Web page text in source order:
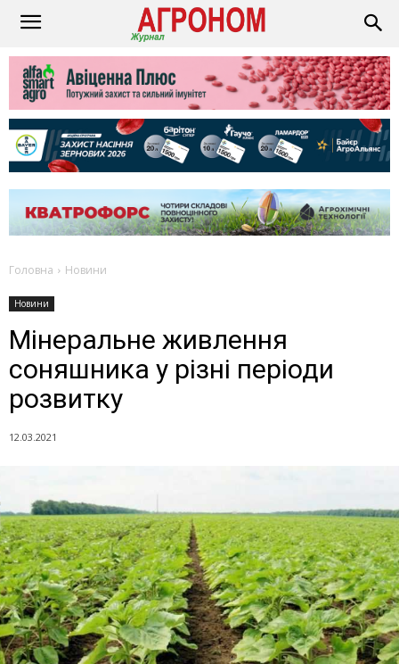
Головна Новини
Новини
Мінеральне живлення
соняшника у різні періоди
розвитку
12.03.2021